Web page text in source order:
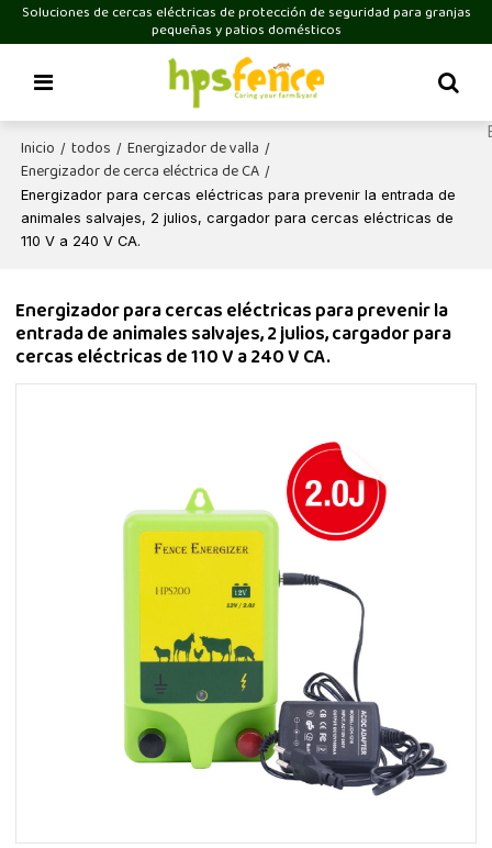
Soluciones de cercas eléctricas de protección de seguridad para granjas
pequeñas y patios domésticos
Inicio / todos / Energizador de valla /
Energizador de cerca eléctrica de CA /
Energizador para cercas eléctricas para prevenir la entrada de
animales salvajes, 2 julios, cargador para cercas eléctricas de
110 V a 240 V CA.
Energizador para cercas eléctricas para prevenir la
entrada de animales salvajes, 2 julios, cargador para
cercas eléctricas de 110 V a 240 V CA.